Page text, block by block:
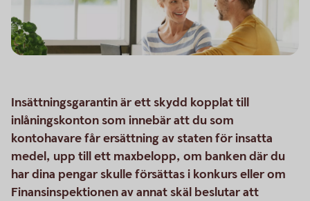
Insättningsgarantin är ett skydd kopplat till
inlåningskonton som innebär att du som
kontohavare får ersättning av staten för insatta
medel, upp till ett maxbelopp, om banken där du
har dina pengar skulle försättas i konkurs eller om
Finansinspektionen av annat skäl beslutar att